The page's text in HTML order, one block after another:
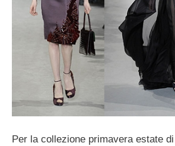
Per la collezione primavera estate di